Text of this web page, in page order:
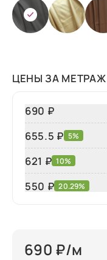
ЦЕНЫ ЗА МЕТРАЖ
690 ₽
655.5 ₽ 5%
621 ₽ 10%
550 ₽ 20.29%
690 ₽/м